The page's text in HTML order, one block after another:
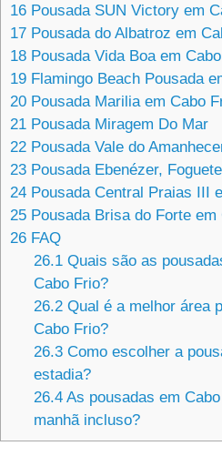
16 Pousada SUN Victory em
17 Pousada do Albatroz em
18 Pousada Vida Boa em
19 Flamingo Beach Pousada
20 Pousada Marilia em Cabo
21 Pousada Miragem Do Mar
22 Pousada Vale do
23 Pousada Ebenézer,
24 Pousada Central Praias III
25 Pousada Brisa do Forte em
26 FAQ
26.1Quais são as
Cabo Frio?
26.2Qual é a melhor área
Cabo Frio?
26.3Como escolher a
estadia?
26.4As pousadas em
manhã incluso?